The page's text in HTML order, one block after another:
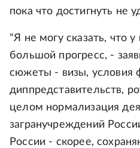
пока что достигнуть не
"Я не могу сказать, что у
большой прогресс, -
сюжеты - визы, условия
диппредставительств,
целом нормализация
загранучреждений
России - скорее,